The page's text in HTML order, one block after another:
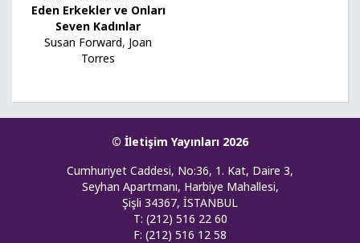
Eden Erkekler ve Onları
Seven Kadınlar
Susan Forward, Joan
Torres
© İletişim Yayınları 2026
Cumhuriyet Caddesi, No:36, 1. Kat, Daire 3,
Seyhan Apartmanı, Harbiye Mahallesi,
Şişli 34367, İSTANBUL
T: (212) 516 22 60
F: (212) 516 12 58